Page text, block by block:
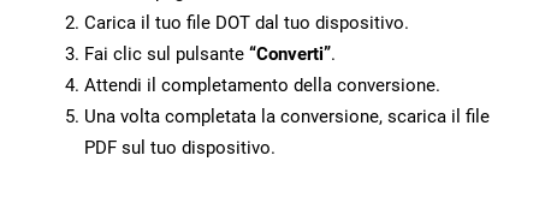
Carica il tuo file DOT dal tuo dispositivo.
Fai clic sul pulsante “Converti”.
Attendi il completamento della conversione.
Una volta completata la conversione, scarica il file
PDF sul tuo dispositivo.